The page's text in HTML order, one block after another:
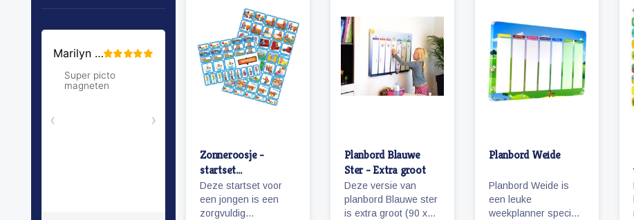
pictogrammen.
kolommen.
Zonneroosje -
startset
pictogrammen
jongen
Deze startset voor
een jongen is een
zorgvuldig
Planbord Blauwe
Ster - Extra groot
Deze versie van
planbord Blauwe ster
is extra groot (90 x
Planbord Weide
Planbord Weide is
een leuke
weekplanner speciaal